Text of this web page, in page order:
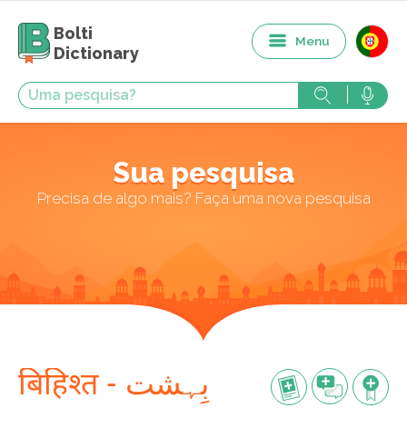
Bolti
Dictionary
Menu
Sua pesquisa
Precisa de algo mais? Faça uma nova pesquisa
बिहिश्त - بِہشت